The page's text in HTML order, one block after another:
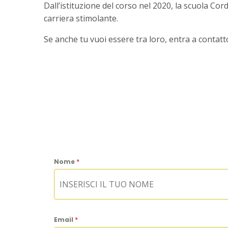
Dall’istituzione del corso nel 2020, la scuola
carriera stimolante.
Se anche tu vuoi essere tra loro, entra a
Nome *
Email *